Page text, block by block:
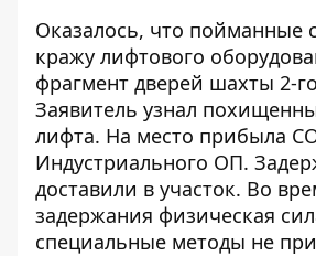
Оказалось, что пойманные
кражу лифтового
фрагмент дверей шахты 2-
Заявитель узнал
лифта. На место прибыла
Индустриального ОП.
доставили в участок. Во
задержания физическая
специальные методы не